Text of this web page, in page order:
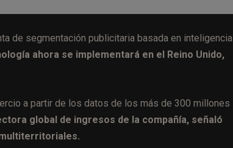
de segmentación publicitaria basada en inteligencia
ahora se implementará en el Reino Unido,
a partir de los datos de los más de 300 millones
global de ingresos de la compañía, señaló